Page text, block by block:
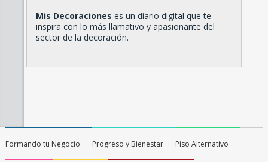
Mis Decoraciones es un diario digital que te
inspira con lo más llamativo y apasionante del
sector de la decoración.
Formando tu Negocio Progreso y Bienestar Piso Alternativo